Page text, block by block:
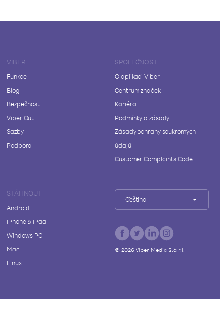
VIBER
Funkce
Blog
Bezpečnost
Viber Out
Sazby
Podpora
SPOLEČNOST
O aplikaci Viber
Centrum značek
Kariéra
Podmínky a zásady
Zásady ochrany soukromých
údajů
Customer Complaints Code
STÁHNOUT
Android
iPhone & iPad
Windows PC
Mac
Linux
Čeština
© 2026Viber Media S.à r.l.